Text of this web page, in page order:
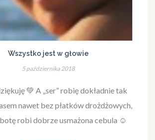
Wszystko jest w głowie
5 października 2018
💚 A „ser” robię dokładnie tak
nawet bez płatków drożdżowych,
robi dobrze usmażona cebula ☺️